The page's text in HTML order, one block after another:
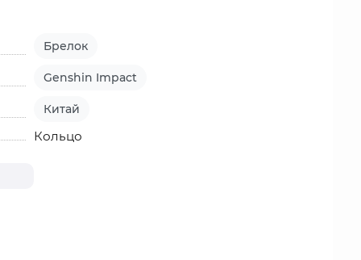
Брелок
Genshin Impact
Китай
Кольцо